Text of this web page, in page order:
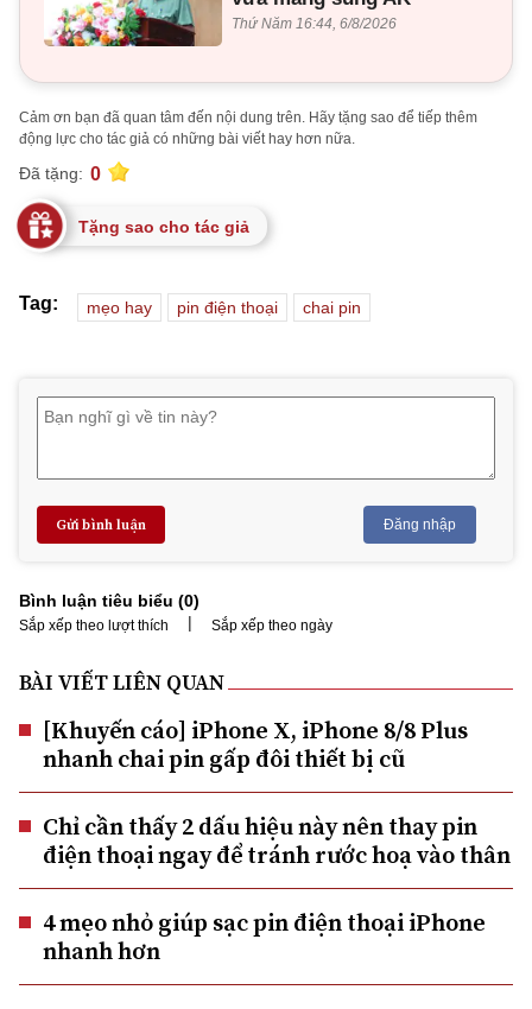
Thứ Năm 16:44, 6/8/2026
Cảm ơn bạn đã quan tâm đến nội dung trên. Hãy tặng sao để tiếp thêm
động lực cho tác giả có những bài viết hay hơn nữa.
Đã tặng: 0
Tặng sao cho tác giả
Tag: mẹo hay pin điện thoại chai pin
Gửi bình luận Đăng nhập
Bình luận tiêu biểu (0)
Sắp xếp theo lượt thích | Sắp xếp theo ngày
BÀI VIẾT LIÊN QUAN
[Khuyến cáo] iPhone X, iPhone 8/8 Plus
nhanh chai pin gấp đôi thiết bị cũ
Chỉ cần thấy 2 dấu hiệu này nên thay pin
điện thoại ngay để tránh rước hoạ vào thân
4 mẹo nhỏ giúp sạc pin điện thoại iPhone
nhanh hơn